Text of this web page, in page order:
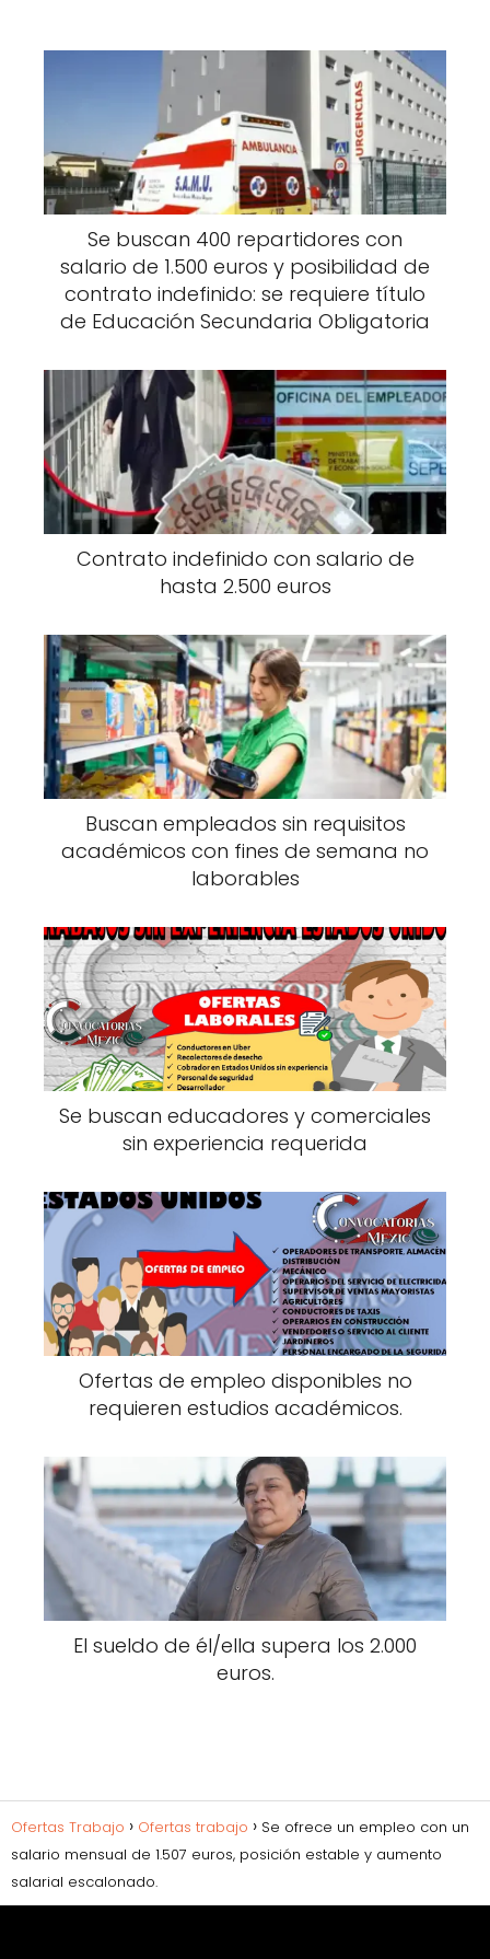
Se buscan 400 repartidores con
salario de 1.500 euros y posibilidad de
contrato indefinido: se requiere título
de Educación Secundaria Obligatoria
Contrato indefinido con salario de
hasta 2.500 euros
Buscan empleados sin requisitos
académicos con fines de semana no
laborables
Se buscan educadores y comerciales
sin experiencia requerida
Ofertas de empleo disponibles no
requieren estudios académicos.
El sueldo de él/ella supera los 2.000
euros.
Ofertas Trabajo Ofertas trabajo
Se ofrece un empleo con un
salario mensual de 1.507 euros, posición estable y aumento
salarial escalonado.